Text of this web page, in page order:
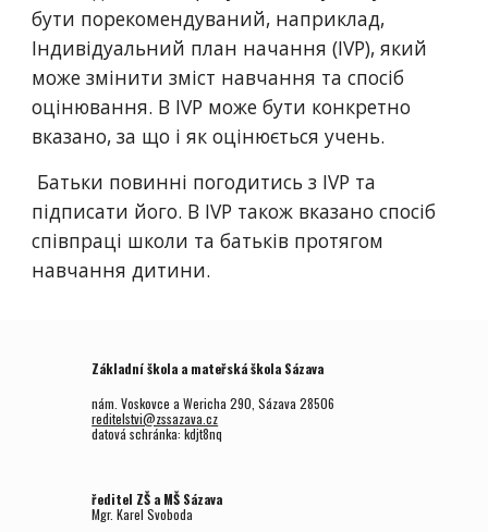
бути порекомендуваний, наприклад,
Індивідуальний план начання (IVP), який
може змінити зміст навчання та спосіб
оцінювання. В IVP може бути конкретно
вказано, за що і як оцінюється учень.
підписати його. В IVP також вказано спосіб
співпраці школи та батьків протягом
навчання дитини.
Základní škola a mateřská škola Sázava
nám. Voskovce a Wericha 290, Sázava 28506
reditelstvi@zssazava.cz
datová schránka: kdjt8nq
ředitel ZŠ a MŠ Sázava
Mgr.Karel Svoboda